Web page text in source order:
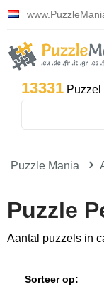
13331 Puzzel
Puzzle Mania
Puzzle
Aantal puzzels in
Sorteer op: